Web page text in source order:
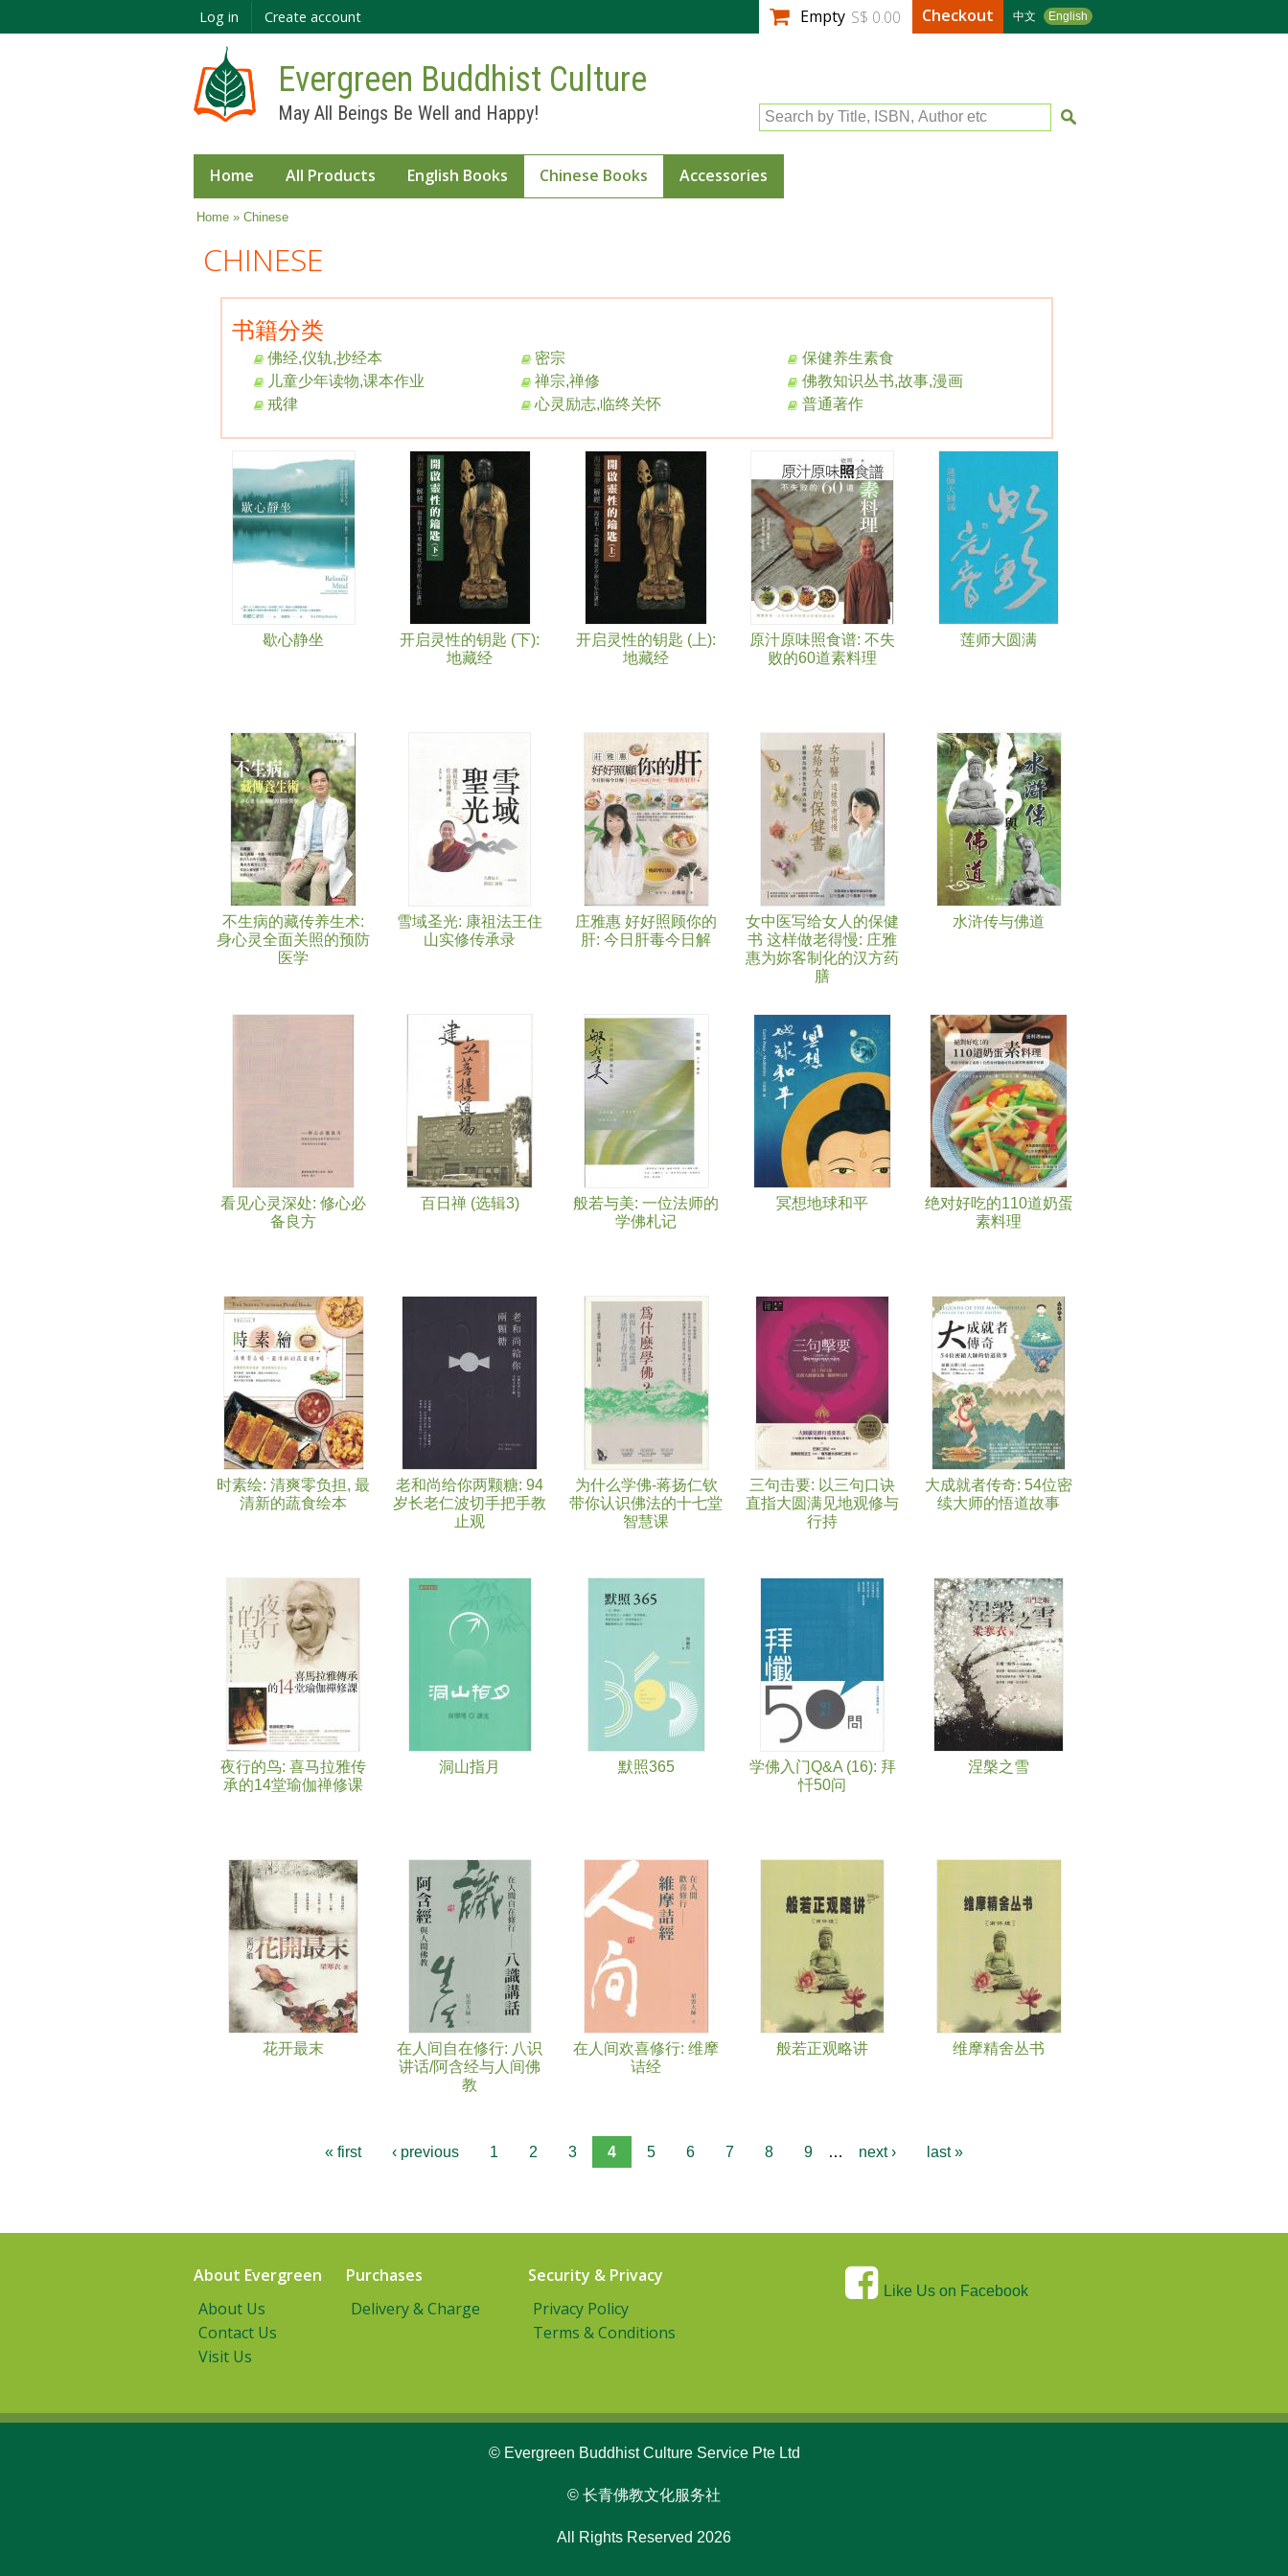
main
Log in Create account 中文 English
Empty S$ 0.00 Checkout
Evergreen Buddhist Culture
May All Beings Be Well and Happy! Search by Title, ISBN, Author etc
Home All Products English Books Chinese Books Accessories
You are here
Home» Chinese
CHINESE
书籍分类
佛经,仪轨,抄经本
儿童少年读物,课本作业
戒律
密宗
禅宗,禅修
心灵励志,临终关怀
保健养生素食
佛教知识丛书,故事,漫画
普通著作
歇心静坐
开启灵性的钥匙 (下):
地藏经
开启灵性的钥匙 (上):
地藏经
原汁原味照食谱: 不失
败的60道素料理
莲师大圆满
不生病的藏传养生术:
身心灵全面关照的预防
医学
雪域圣光: 康祖法王住
山实修传承录
庄雅惠 好好照顾你的
肝: 今日肝毒今日解
女中医写给女人的保健
书 这样做老得慢: 庄雅
惠为妳客制化的汉方药
膳
水浒传与佛道
看见心灵深处: 修心必
备良方
百日禅 (选辑3)
般若与美: 一位法师的
学佛札记
冥想地球和平
绝对好吃的110道奶蛋
素料理
时素绘: 清爽零负担, 最
清新的蔬食绘本
老和尚给你两颗糖: 94
岁长老仁波切手把手教
止观
为什么学佛-蒋扬仁钦
带你认识佛法的十七堂
智慧课
三句击要: 以三句口诀
直指大圆满见地观修与
行持
大成就者传奇: 54位密
续大师的悟道故事
夜行的鸟: 喜马拉雅传
承的14堂瑜伽禅修课
洞山指月 默照365
学佛入门Q&A (16): 拜
忏50问
涅槃之雪
花开最末
在人间自在修行: 八识
讲话/阿含经与人间佛
教
在人间欢喜修行: 维摩
诘经
般若正观略讲 维摩精舍丛书
Pages
« first ‹ previous 1 2 3 4 5 6 7 8 9 … next › last »
About Evergreen
About Us
Contact Us
Visit Us
Purchases
Delivery & Charge
Security & Privacy
Privacy Policy
Terms & Conditions
Like Us on Facebook
© Evergreen Buddhist Culture Service Pte Ltd
© 长青佛教文化服务社
All Rights Reserved 2026